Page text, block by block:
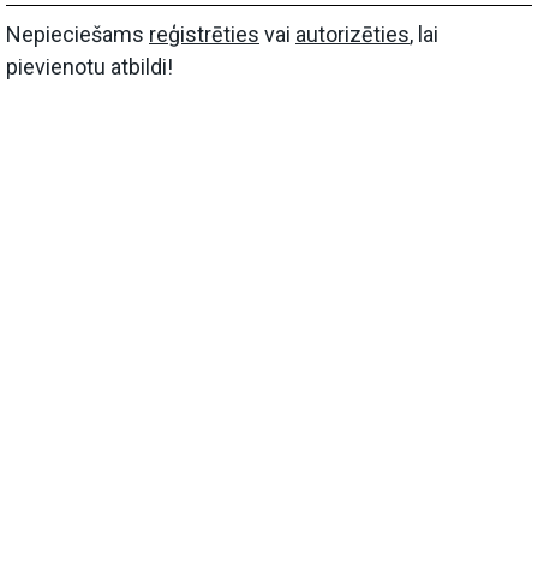
Nepieciešams reģistrēties vai autorizēties, lai
pievienotu atbildi!